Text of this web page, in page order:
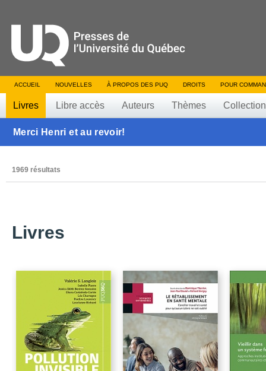
ACCUEIL NOUVELLES À PROPOS DES PUQ DROITS POUR
Livres Libre accès Auteurs Thèmes
Merci Henri et au revoir!
1969 résultats
Livres